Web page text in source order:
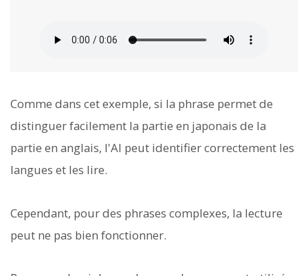
Comme dans cet exemple, si la phrase permet de
distinguer facilement la partie en japonais de la
partie en anglais, l'AI peut identifier correctement les
langues et les lire.
Cependant, pour des phrases complexes, la lecture
peut ne pas bien fonctionner.